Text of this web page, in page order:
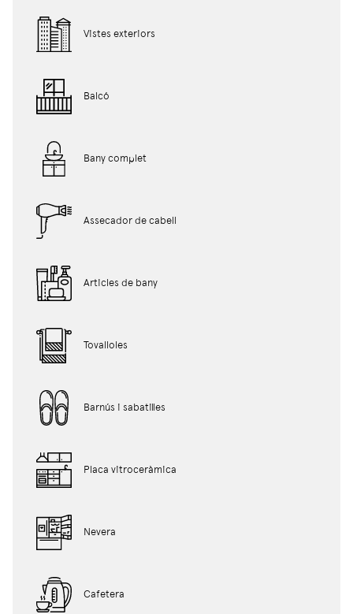
Vistes exteriors
Balcó
Bany complet
Assecador de cabell
Articles de bany
Tovalloles
Barnús i sabatilles
Placa vitroceràmica
Nevera
Cafetera